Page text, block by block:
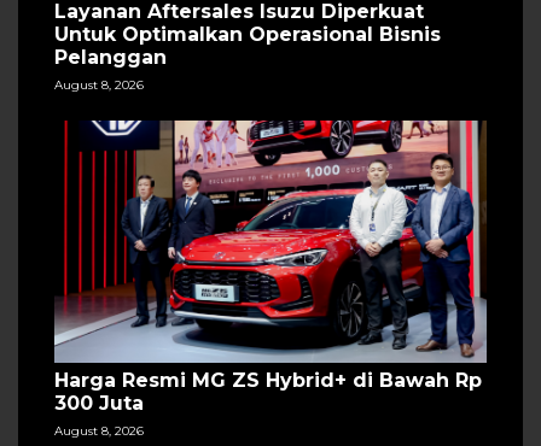
Layanan Aftersales Isuzu Diperkuat
Untuk Optimalkan Operasional Bisnis
Pelanggan
August 8, 2026
Harga Resmi MG ZS Hybrid+ di Bawah Rp
300 Juta
August 8, 2026